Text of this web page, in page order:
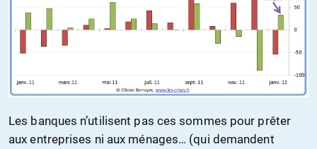
Les banques n’utilisent pas ces sommes pour prêter
aux entreprises ni aux ménages… (qui demandent